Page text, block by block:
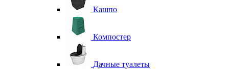
Кашпо
Компостер
Дачные туалеты